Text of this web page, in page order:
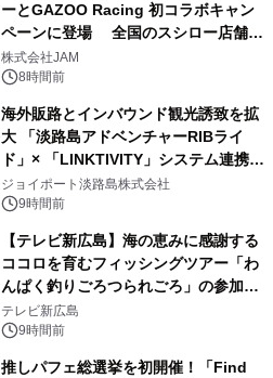
ーとGAZOO Racing 初コラボキャン
ペーンに登場 全国のスシロー店舗で
GR 4車種の FUNBOO(ミニカー)付き
メニューが展開されます
株式会社JAM
8時間前
海外販路とインバウンド観光誘致を拡
大 「淡路島アドベンチャーRIBライ
ド」× 「LINKTIVITY」システム連携を
開始！
ジョイポート淡路島株式会社
9時間前
【テレビ新広島】海の恵みに感謝する
ココロを育むフィッシングツアー「わ
んぱく釣りごろつられごろ」の参加小
学生を募集
テレビ新広島
9時間前
推しパフェ総選挙を初開催！「Find